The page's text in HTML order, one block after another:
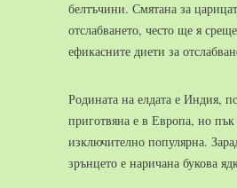
белтъчини. Смятана за
отслабването, често ще я
ефикасните диети за
Родината на елдата е Индия,
приготвяна е в Европа, но
изключително популярна.
зрънцето е наричана букова